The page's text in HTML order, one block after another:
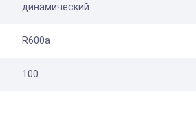
динамический
R600а
100